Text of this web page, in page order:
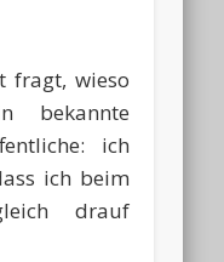
fragt, wieso
bekannte
ich
ich beim
drauf